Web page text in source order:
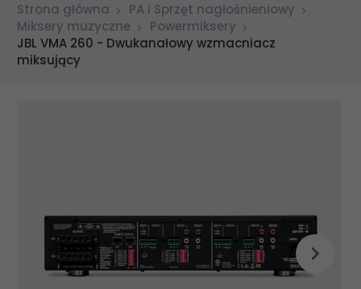
Strona główna
PA i Sprzęt nagłośnieniowy
Miksery muzyczne
Powermiksery
JBL VMA 260 - Dwukanałowy wzmacniacz
miksujący